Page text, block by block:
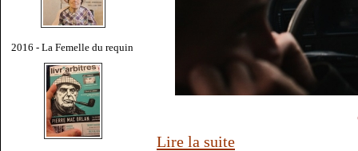
2016 - La Femelle du requin
Lire la suite